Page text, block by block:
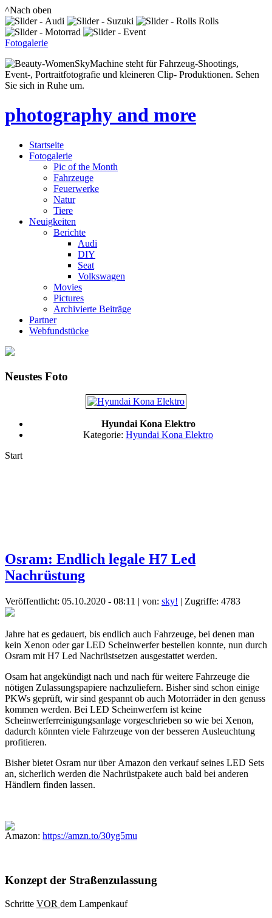
^Nach oben
Fotogalerie
SkyMachine steht für Fahrzeug-Shootings,
Event-, Portraitfotografie und kleineren Clip- Produktionen. Sehen
Sie sich in Ruhe um.
photography and more
Startseite
Fotogalerie
Pic of the Month
Fahrzeuge
Feuerwerke
Natur
Tiere
Neuigkeiten
Berichte
Audi
DIY
Seat
Volkswagen
Movies
Pictures
Archivierte Beiträge
Partner
Webfundstücke
Neustes Foto
Hyundai Kona Elektro
Kategorie: Hyundai Kona Elektro
Start
Osram: Endlich legale H7 Led
Nachrüstung
Veröffentlicht: 05.10.2020 - 08:11 | von: sky! | Zugriffe: 4783
Jahre hat es gedauert, bis endlich auch Fahrzeuge, bei denen man
kein Xenon oder gar LED Scheinwerfer bestellen konnte, nun durch
Osram mit H7 Led Nachrüstsetzen ausgestattet werden.
Osam hat angekündigt nach und nach für weitere Fahrzeuge die
nötigen Zulassungspapiere nachzuliefern. Bisher sind schon einige
PKWs geprüft, wir sind gespannt ob auch Motorräder in den genuss
kommen werden. Bei LED Scheinwerfern ist keine
Scheinwerferreinigungsanlage vorgeschrieben so wie bei Xenon,
dadurch könnten viele Fahrzeuge von der besseren Ausleuchtung
profitieren.
Bisher bietet Osram nur über Amazon den verkauf seines LED Sets
an, sicherlich werden die Nachrüstpakete auch bald bei anderen
Händlern finden lassen.
Amazon: https://amzn.to/30yg5mu
Konzept der Straßenzulassung
Schritte VOR dem Lampenkauf